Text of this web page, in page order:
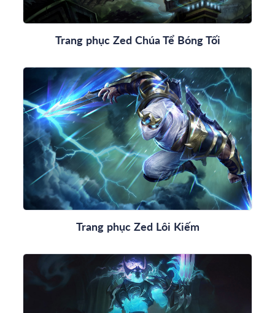
Trang phục Zed Chúa Tể Bóng Tối
Trang phục Zed Lôi Kiếm